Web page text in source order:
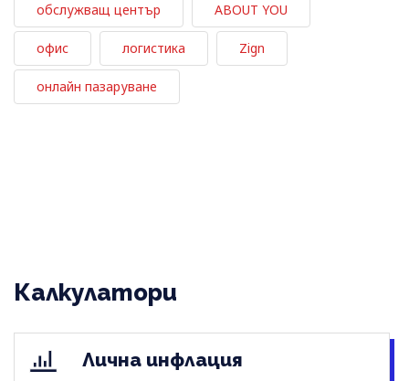
обслужващ център ABOUT YOU
офис логистика Zign
онлайн пазаруване
Калкулатори
Лична инфлация